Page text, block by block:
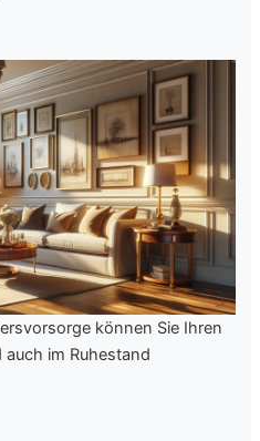
können Sie Ihren
im Ruhestand